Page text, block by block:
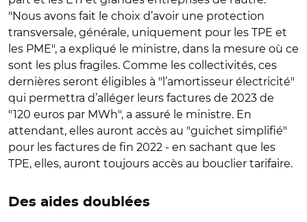
"Nous avons fait le choix d’avoir une protection
transversale, générale, uniquement pour les TPE et
les PME", a expliqué le ministre, dans la mesure où ce
sont les plus fragiles. Comme les collectivités, ces
dernières seront éligibles à "l’amortisseur électricité"
qui permettra d’alléger leurs factures de 2023 de
"120 euros par MWh", a assuré le ministre. En
attendant, elles auront accès au "guichet simplifié"
pour les factures de fin 2022 - en sachant que les
TPE, elles, auront toujours accès au bouclier tarifaire.
Des aides doublées